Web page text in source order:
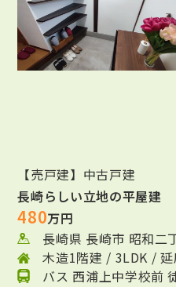
【売戸建】中古戸建
長崎らしい立地の平屋建
480万円
長崎県 長崎市 昭和二
木造1階建 / 3LDK /
バス 西浦上中学校前